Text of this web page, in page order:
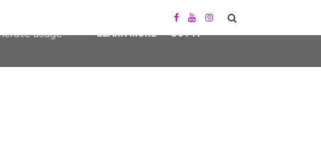
agent
usage
LEARN MORE GOT IT